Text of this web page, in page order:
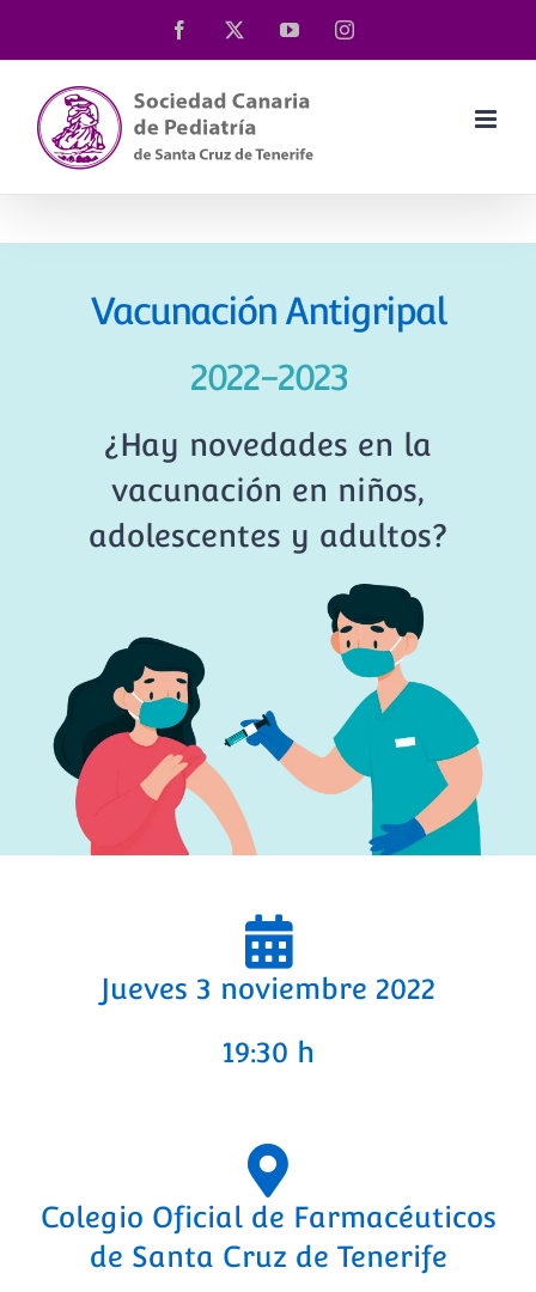
al
contenido
Facebook YouTubeInstagram
Vacunación Antigripal
2022-2023
¿Hay novedades en la
vacunación en niños,
adolescentes y adultos?
Jueves 3 noviembre 2022
19:30 h
Colegio Oficial de Farmacéuticos
de Santa Cruz de Tenerife